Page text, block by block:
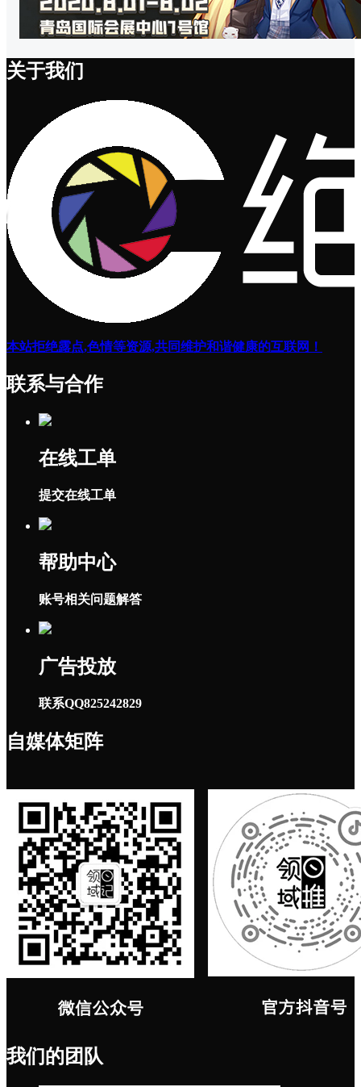
关于我们
本站拒绝露点,色情等资源,共同维护和谐健康的互联网！
联系与合作
在线工单
提交在线工单
帮助中心
账号相关问题解答
广告投放
联系QQ825242829
自媒体矩阵
我们的团队